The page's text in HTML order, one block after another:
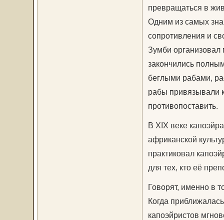
превращаться в
Одним из самых
сопротивления и
Зумби организовал
закончились
беглыми рабами,
рабы привязывали
противопоставить.
В XIX веке
африканской
практиковал
для тех, кто её
Говорят, именно в
Когда
капоэйристов